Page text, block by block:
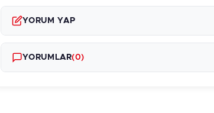
YORUM YAP
YORUMLAR(0)